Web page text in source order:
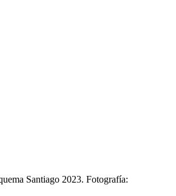
Santiago 2023. Fotografía: